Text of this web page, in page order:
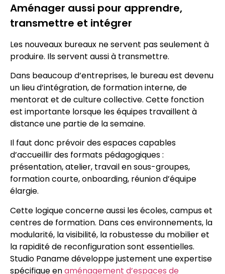
Aménager aussi pour apprendre,
transmettre et intégrer
Les nouveaux bureaux ne servent pas seulement à
produire. Ils servent aussi à transmettre.
Dans beaucoup d’entreprises, le bureau est devenu
un lieu d’intégration, de formation interne, de
mentorat et de culture collective. Cette fonction
est importante lorsque les équipes travaillent à
distance une partie de la semaine.
Il faut donc prévoir des espaces capables
d’accueillir des formats pédagogiques :
présentation, atelier, travail en sous-groupes,
formation courte, onboarding, réunion d’équipe
élargie.
Cette logique concerne aussi les écoles, campus et
centres de formation. Dans ces environnements, la
modularité, la visibilité, la robustesse du mobilier et
la rapidité de reconfiguration sont essentielles.
Studio Paname développe justement une expertise
spécifique enaménagement d’espaces de